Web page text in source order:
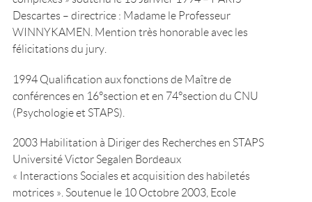
Descartes – directrice : Madame le Professeur
WINNYKAMEN. Mention très honorable avec les
félicitations du jury.
1994 Qualification aux fonctions de Maître de
conférences en 16°section et en 74°section du CNU
(Psychologie et STAPS).
2003 Habilitation à Diriger des Recherches en STAPS
Université Victor Segalen Bordeaux
« Interactions Sociales et acquisition des habiletés
motrices ». Soutenue le 10 Octobre 2003, Ecole